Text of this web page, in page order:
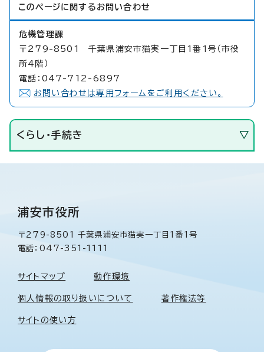
このページに関する お問い合わせ
危機管理課
〒279-8501 千葉県浦安市猫実一丁目1番1号（市役
所4階）
電話：047-712-6897
お問い合わせは専用フォームをご利用ください。
くらし・手続き
浦安市役所
〒279-8501 千葉県浦安市猫実一丁目1番1号
電話：047-351-1111
サイトマップ 動作環境
個人情報の取り扱いについて 著作権法等
サイトの使い方